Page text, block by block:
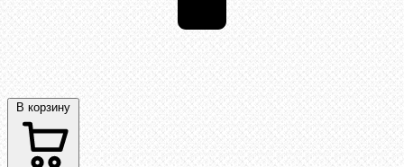
В корзину